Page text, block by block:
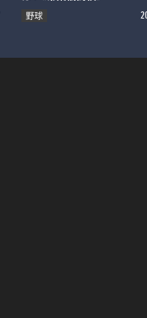
野球